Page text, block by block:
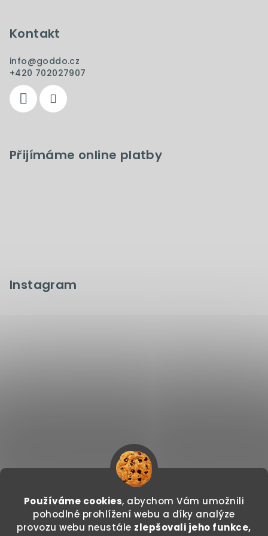
Používáme cookies, abychom Vám umožnili
pohodlné prohlížení webu a díky analýze
provozu webu neustále zlepšovali jeho funkce,
Kontakt
info@goddo.cz
+420 702027907
Přijímáme online platby
Instagram
Sledovat na Instagramu
Copyright 2026GODDO.CZ. Všechna práva